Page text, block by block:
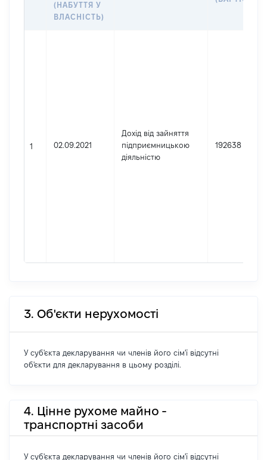
(НАБУТТЯ У
ВЛАСНІСТЬ)
1 02.09.2021
Дохід від зайняття
підприємницькою
діяльністю
192638
3. Об'єкти нерухомості
У суб'єкта декларування чи членів його сім'ї відсутні
об'єкти для декларування в цьому розділі.
4. Цінне рухоме майно -
транспортні засоби
У суб'єкта декларування чи членів його сім'ї відсутні